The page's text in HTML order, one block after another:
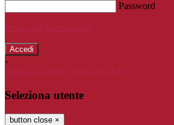
Password
Password dimenticata?
-
Entra con SPID
Entra con CIE
Seleziona utente
button close ×